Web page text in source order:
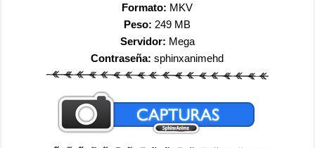
Formato: MKV
Peso: 249 MB
Servidor: Mega
Contraseña: sphinxanimehd